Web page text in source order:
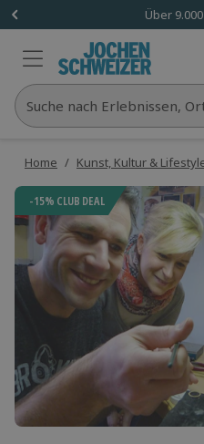
Über
Suche nach Erlebnissen,
Home / Kunst, Kultur &
-15% CLUB DEAL